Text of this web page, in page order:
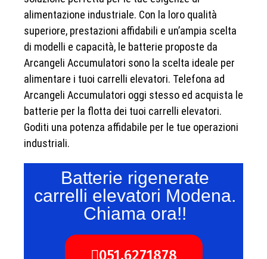
alimentazione industriale. Con la loro qualità
superiore, prestazioni affidabili e un’ampia scelta
di modelli e capacità, le batterie proposte da
Arcangeli Accumulatori sono la scelta ideale per
alimentare i tuoi carrelli elevatori. Telefona ad
Arcangeli Accumulatori oggi stesso ed acquista le
batterie per la flotta dei tuoi carrelli elevatori.
Goditi una potenza affidabile per le tue operazioni
industriali.
Batterie rigenerate
carrelli elevatori Modena.
Chiama ora!!
051.6271878